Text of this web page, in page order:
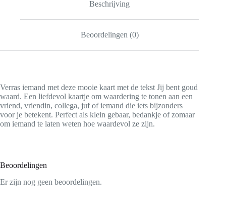
Beschrijving
Beoordelingen (0)
Verras iemand met deze mooie kaart met de tekst Jij bent goud
waard. Een liefdevol kaartje om waardering te tonen aan een
vriend, vriendin, collega, juf of iemand die iets bijzonders
voor je betekent. Perfect als klein gebaar, bedankje of zomaar
om iemand te laten weten hoe waardevol ze zijn.
Beoordelingen
Er zijn nog geen beoordelingen.